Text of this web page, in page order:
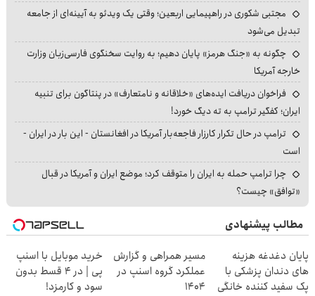
مجتبی شکوری در راهپیمایی اربعین؛ وقتی یک ویدئو به آیینه‌ای از جامعه
تبدیل می‌شود
چگونه به «جنگ هرمز» پایان دهیم؛ به روایت سخنگوی فارسی‌زبان وزارت
خارجه آمریکا
فراخوان دریافت ایده‌های «خلاقانه و نامتعارف» در پنتاگون برای تنبیه
ایران؛ کفگیر ترامپ به ته دیگ خورد!
ترامپ در حال تکرار کارزار فاجعه‌بار آمریکا در افغانستان - این بار در ایران -
است
چرا ترامپ حمله به ایران را متوقف کرد؛ موضع ایران و آمریکا در قبال
«توافق» چیست؟
مطالب پیشنهادی
پایان دغدغه هزینه
های دندان پزشکی با
پک سفید کننده خانگی
مسیر همراهی و گزارش
عملکرد گروه اسنپ در
۱۴۰۴
خرید موبایل با اسنپ
پی | در ۴ قسط بدون
سود و کارمزد!